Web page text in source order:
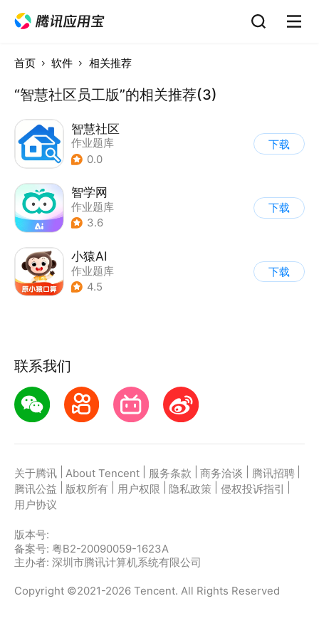
首页 软件 相关推荐
“智慧社区员工版”的相关推荐(3)
智慧社区
作业题库
0.0
下载
智学网
作业题库
3.6
下载
小猿AI
作业题库
4.5
下载
联系我们
关于腾讯 About Tencent 服务条款 商务洽谈 腾讯招聘
腾讯公益
版权所有 用户权限 隐私政策 侵权投诉指引
用户协议
版本号:
备案号: 粤B2-20090059-1623A
主办者: 深圳市腾讯计算机系统有限公司
Copyright ©2021-2026 Tencent. All Rights Reserved